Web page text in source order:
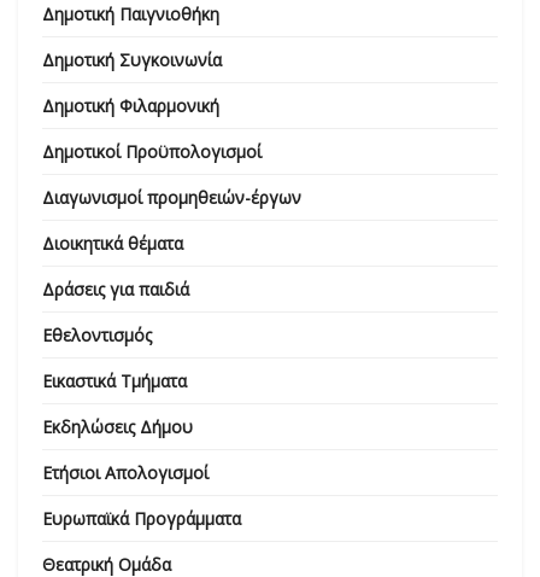
Δημοτική Παιγνιοθήκη
Δημοτική Συγκοινωνία
Δημοτική Φιλαρμονική
Δημοτικοί Προϋπολογισμοί
Διαγωνισμοί προμηθειών-έργων
Διοικητικά θέματα
Δράσεις για παιδιά
Εθελοντισμός
Εικαστικά Τμήματα
Εκδηλώσεις Δήμου
Ετήσιοι Απολογισμοί
Ευρωπαϊκά Προγράμματα
Θεατρική Ομάδα